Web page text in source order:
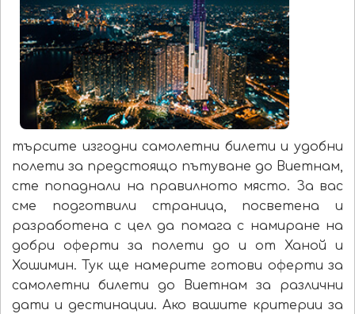
търсите изгодни самолетни билети и удобни
полети за предстоящо пътуване до Виетнам,
сте попаднали на правилното място. За вас
сме подготвили страница, посветена и
разработена с цел да помага с намиране на
добри оферти за полети до и от Ханой и
Хошимин. Тук ще намерите готови оферти за
самолетни билети до Виетнам за различни
дати и дестинации. Ако вашите критерии за